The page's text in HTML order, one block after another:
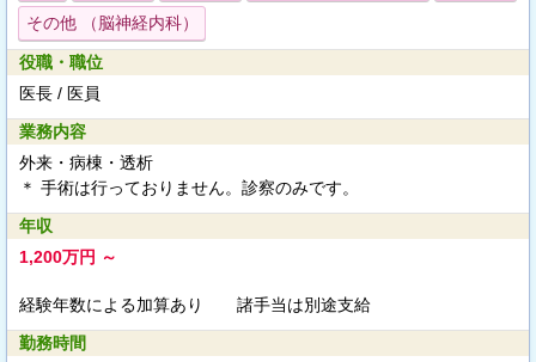
その他 （脳神経内科）
役職・職位
医長 / 医員
業務内容
外来・病棟・透析
＊ 手術は行っておりません。診察のみです。
年収
1,200万円 ～
経験年数による加算あり 諸手当は別途支給
勤務時間